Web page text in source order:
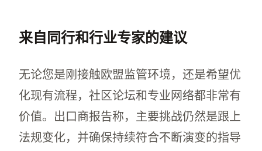
来自同行和行业专家的建议
无论您是刚接触欧盟监管环境，还是希望优
化现有流程，社区论坛和专业网络都非常有
价值。出口商报告称，主要挑战仍然是跟上
法规变化，并确保持续符合不断演变的指导